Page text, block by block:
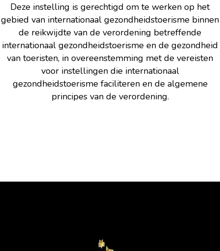
Deze instelling is gerechtigd om te werken op het
gebied van internationaal gezondheidstoerisme binnen
de reikwijdte van de verordening betreffende
internationaal gezondheidstoerisme en de gezondheid
van toeristen, in overeenstemming met de vereisten
voor instellingen die internationaal
gezondheidstoerisme faciliteren en de algemene
principes van de verordening.